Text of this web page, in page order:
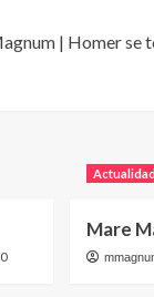
| Homer se
Actualidad
Mare